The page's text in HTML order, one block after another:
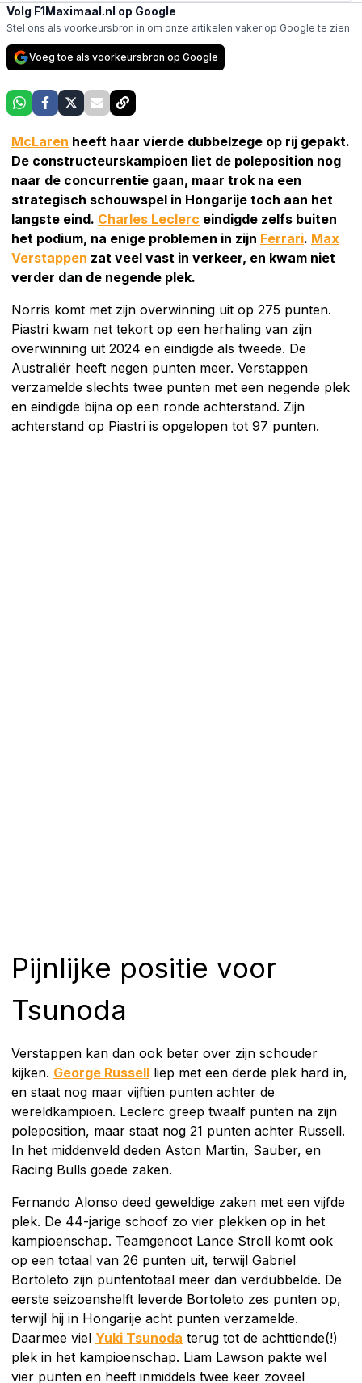
Volg F1Maximaal.nl op Google
Stel ons als voorkeursbron in om onze artikelen vaker op Google te zien
Voeg toe als voorkeursbron op Google
McLaren heeft haar vierde dubbelzege op rij gepakt.
De constructeurskampioen liet de poleposition nog
naar de concurrentie gaan, maar trok na een
strategisch schouwspel in Hongarije toch aan het
langste eind. Charles Leclerc eindigde zelfs buiten
het podium, na enige problemen in zijn Ferrari. Max
Verstappen zat veel vast in verkeer, en kwam niet
verder dan de negende plek.
Norris komt met zijn overwinning uit op 275 punten.
Piastri kwam net tekort op een herhaling van zijn
overwinning uit 2024 en eindigde als tweede. De
Australiër heeft negen punten meer. Verstappen
verzamelde slechts twee punten met een negende plek
en eindigde bijna op een ronde achterstand. Zijn
achterstand op Piastri is opgelopen tot 97 punten.
Pijnlijke positie voor
Tsunoda
Verstappen kan dan ook beter over zijn schouder
kijken. George Russell liep met een derde plek hard in,
en staat nog maar vijftien punten achter de
wereldkampioen. Leclerc greep twaalf punten na zijn
poleposition, maar staat nog 21 punten achter Russell.
In het middenveld deden Aston Martin, Sauber, en
Racing Bulls goede zaken.
Fernando Alonso deed geweldige zaken met een vijfde
plek. De 44-jarige schoof zo vier plekken op in het
kampioenschap. Teamgenoot Lance Stroll komt ook
op een totaal van 26 punten uit, terwijl Gabriel
Bortoleto zijn puntentotaal meer dan verdubbelde. De
eerste seizoenshelft leverde Bortoleto zes punten op,
terwijl hij in Hongarije acht punten verzamelde.
Daarmee viel Yuki Tsunoda terug tot de achttiende(!)
plek in het kampioenschap. Liam Lawson pakte wel
vier punten en heeft inmiddels twee keer zoveel